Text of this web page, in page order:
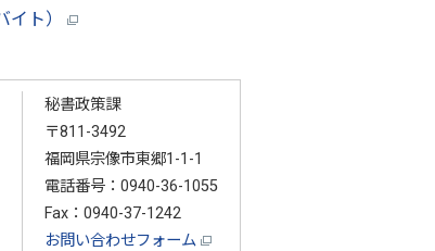
イト）
秘書政策課
〒811-3492
福岡県宗像市東郷1-1-1
電話番号： 0940-36-1055
Fax：0940-37-1242
お問い合わせフォーム